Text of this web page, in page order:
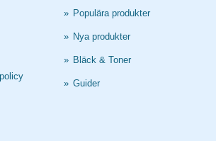
» Populära produkter
» Nya produkter
» Bläck & Toner
» Guider